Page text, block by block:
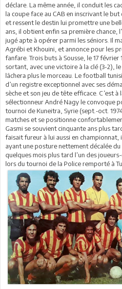
déclare. La même année, il conduit les
la coupe face au CAB en inscrivant le
et ressent le destin lui promettre une
ans, il obtient enfin sa première chance,
jugé apte à opérer parmi les séniors. Il
Agrébi et Khouini, et annonce pour les
fanfare. Trois buts à Sousse, le 17 février
sortant, avec une victoire à la clé (3-2),
lâchera plus le morceau. Le football
d’un registre exceptionnel avec ses
sèche et son jeu de tête efficace. C’est
sélectionneur André Nagy le convoque
tournoi de Kuneitra, Syrie (sept.-oct.
matches et se positionne
Gasmi se souvient cinquante ans plus
faisait fureur à lui aussi en
ayant une posture nettement décalée
quelques mois plus tard l’un des
lors du tournoi de la Police remporté à